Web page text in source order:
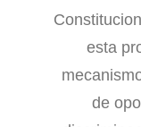
esta
de